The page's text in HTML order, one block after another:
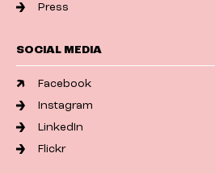
Press
SOCIAL MEDIA
Facebook
Instagram
LinkedIn
Flickr